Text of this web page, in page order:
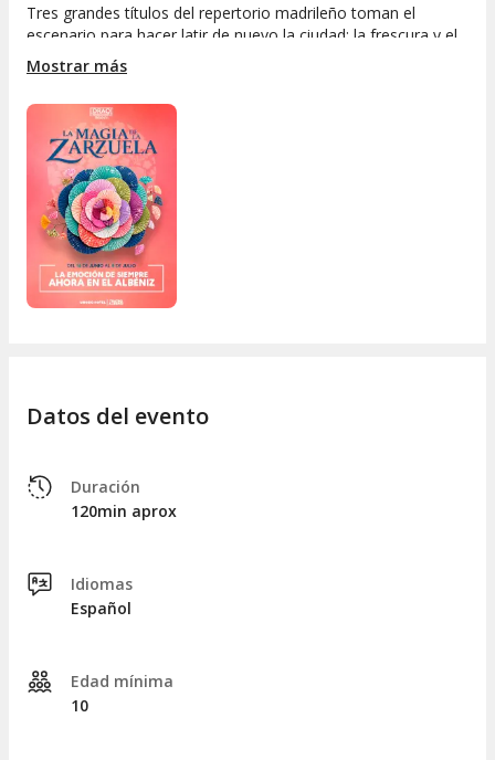
Tres grandes títulos del repertorio madrileño toman el
escenario para hacer latir de nuevo la ciudad: la frescura y el
bullicio del Madrid veraniego en
aguardiente, el carácter castizo y contemporáneo de
del manojo de rosas
corrala enLa Revoltosa
formas de entender una misma tradición que sigue
emocionando generación tras generación.
Sobre el escenario, una compañía de más de 30 artistas,
acompañados por orquesta en directo, devuelven a la
zarzuela su dimensión más auténtica: música, teatro y
vida fundidos en una experiencia escénica completa. Una
invitación a reencontrarse con nuestras raíces desde la
Mostrar más
Datos del evento
Duración
120min aprox
Idiomas
Español
Edad mínima
10